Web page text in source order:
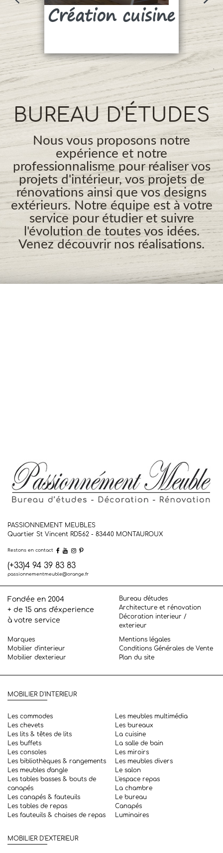
Création cuisine
BUREAU D'ÉTUDES
Nous vous proposons notre
expérience et notre
professionnalisme pour réaliser vos
projets d'intérieur, vos projets de
rénovations ainsi que vos designs
extérieurs. Notre équipe est à votre
service pour étudier et suivre
l'évolution de toutes vos idées.
Venez découvrir nos réalisations.
PASSIONNEMENT MEUBLES
Quartier St Vincent RD562 - 83440 MONTAUROUX
Restons en contact
(+33)4 94 39 83 83
passionnementmeuble@orange.fr
Fondée en 2004
+ de 15 ans d'éxperience
à votre service
Bureau d'études
Architecture et rénovation
Décoration interieur /
exterieur
Marques
Mobilier d'interieur
Mobilier d'exterieur
Mentions légales
Conditions Générales de Vente
Plan du site
MOBILIER D'INTERIEUR
Les commodes
Les chevets
Les lits & têtes de lits
Les buffets
Les consoles
Les bibliothèques & rangements
Les meubles d'angle
Les tables basses & bouts de
canapés
Les canapés & fauteuils
Les tables de repas
Les fauteuils & chaises de repas
Les meubles multimédia
Les bureaux
La cuisine
La salle de bain
Les miroirs
Les meubles divers
Le salon
L'espace repas
La chambre
Le bureau
Canapés
Luminaires
MOBILIER D'EXTERIEUR